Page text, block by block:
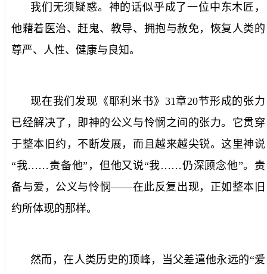
我们无须疑惑。神的话似乎成了一位中东木匠，
他藉着医治、赶鬼、教导、拥抱与赦免，恢复人类的
尊严、人性、健康与良知。
现在我们发现《耶利米书》 31章20节形成的张力
已经解决了，即神的公义与怜悯之间的张力。它贯穿
于整本旧约，不断发展，而且越来越尖锐。这里神说
“我……责备他”，但他又说“我……仍深顾念他”。责
备与爱，公义与怜悯——在此反复出现，正如整本旧
约所体现的那样。
然而，在人类历史的顶峰，当父差遣他永远的“爱